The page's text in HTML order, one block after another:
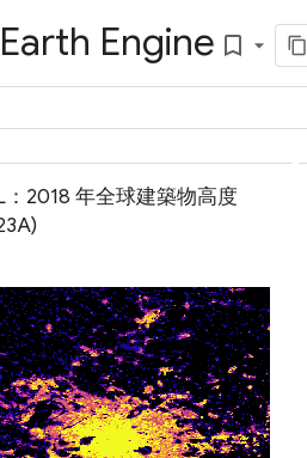
Engine bookmark_border
：2018 年全球建築物高度